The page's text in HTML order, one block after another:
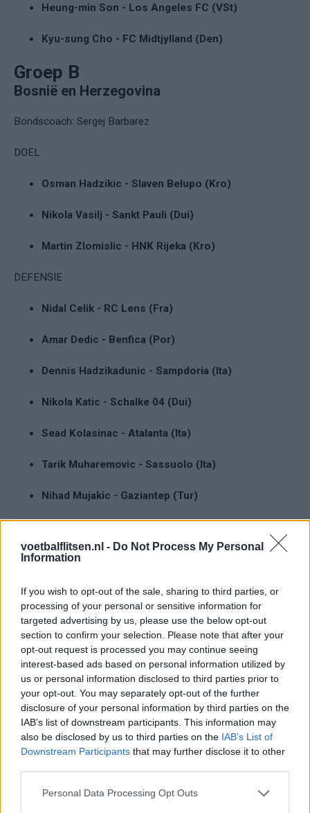
voetbalflitsen.nl - Do Not Process My Personal
Information
If you wish to opt-out of the sale, sharing to third parties, or
processing of your personal or sensitive information for
targeted advertising by us, please use the below opt-out
section to confirm your selection. Please note that after your
opt-out request is processed you may continue seeing
interest-based ads based on personal information utilized by
us or personal information disclosed to third parties prior to
your opt-out. You may separately opt-out of the further
disclosure of your personal information by third parties on the
IAB’s list of downstream participants. This information may
also be disclosed by us to third parties on the IAB’s List of
Downstream Participants that may further disclose it to other
Personal Data Processing Opt Outs
Heung-min Son - Los Angeles FC (VSt)
Kyu-sung Cho - FC Midtjylland (Den)
Groep B
Bosnië en Herzegovina
Bondscoach: Sergej Barbarez
DOEL
Osman Hadzikic - Slaven Belupo (Kro)
Nikola Vasilj - Sankt Pauli (Dui)
Martin Zlomislic - HNK Rijeka (Kro)
DEFENSIE
Nidal Celik - RC Lens (Fra)
Amar Dedic - Benfica (Por)
Dennis Hadzikadunic - Sampdoria (Ita)
Nikola Katic - Schalke 04 (Dui)
Sead Kolasinac - Atalanta (Ita)
Tarik Muharemovic - Sassuolo (Ita)
Nihad Mujakic - Gaziantep (Tur)
MIDDENVELD
Kerim Alajbegovic - Red Bull Salzburg (Oos)
Ivan Basic - FC Astana (Kaz)
Dzenis Burnic - Karlsruher SC (Dui)
Armin Gigovic - Young Boys (Zwi)
Amir Hadziahmetovic - Hull City (Eng)
Ermin Mahmic - Slovan Liberec (Tsj)
Amar Memic - Viktoria Plzen (Tsj)